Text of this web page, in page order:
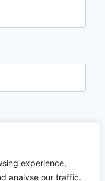
experience,
analyse our traffic.